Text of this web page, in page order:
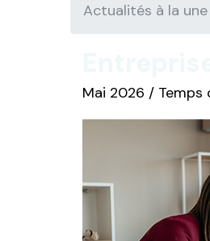
Actualités à la une
Mai 2026 /